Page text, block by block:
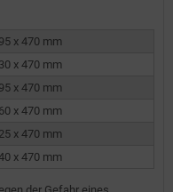
x 470 mm
x 470 mm
x 470 mm
x 470 mm
x 470 mm
x 470 mm